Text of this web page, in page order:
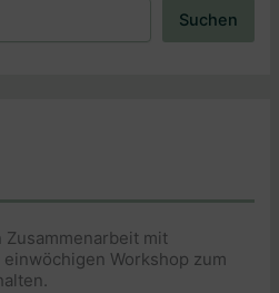
Suchen
mit
Workshop zum